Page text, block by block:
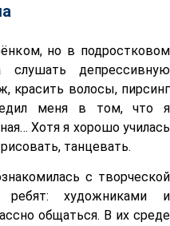
но в подростковом
слушать депрессивную
красить волосы, пирсинг
меня в том, что я
Хотя я хорошо училась
танцевать.
с творческой
ребят: художниками и
общаться. В их среде